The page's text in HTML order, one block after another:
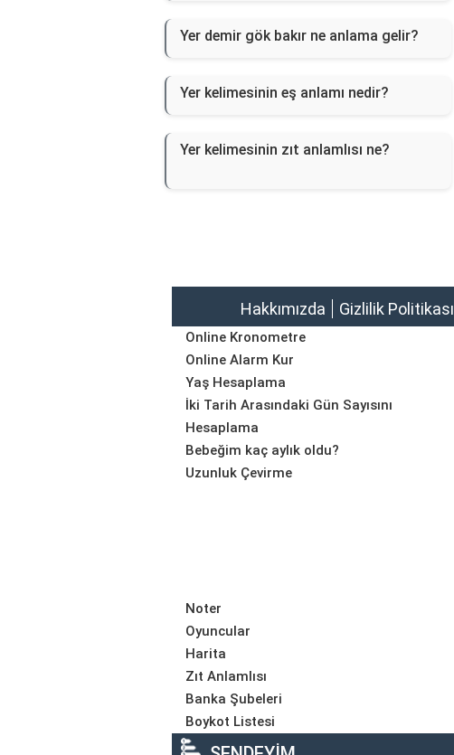
Yer demir gök bakır ne anlama gelir?
Yer kelimesinin eş anlamı nedir?
Yer kelimesinin zıt anlamlısı ne?
Hakkımızda Gizlilik Politikası
Online Kronometre
Online Alarm Kur
Yaş Hesaplama
İki Tarih Arasındaki Gün Sayısını
Hesaplama
Bebeğim kaç aylık oldu?
Uzunluk Çevirme
Noter
Oyuncular
Harita
Zıt Anlamlısı
Banka Şubeleri
Boykot Listesi